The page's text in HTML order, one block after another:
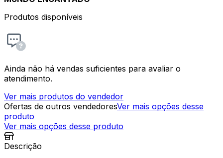
Produtos disponíveis
Ainda não há vendas suficientes para avaliar o
atendimento.
Ver mais produtos do vendedor
Ofertas de outros vendedoresVer mais opções desse
produto
Ver mais opções desse produto
Descrição